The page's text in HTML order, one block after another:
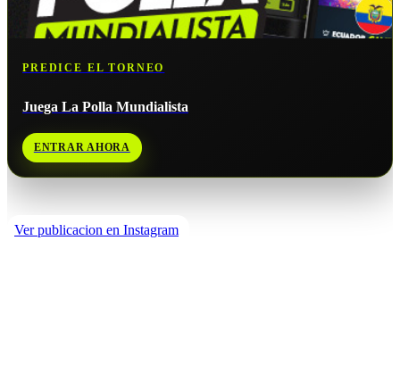
PREDICE EL TORNEO
Juega La Polla Mundialista
ENTRAR AHORA
Ver publicacion en Instagram